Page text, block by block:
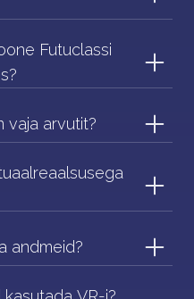
Futuclassi
vaja arvutit?
andmeid?